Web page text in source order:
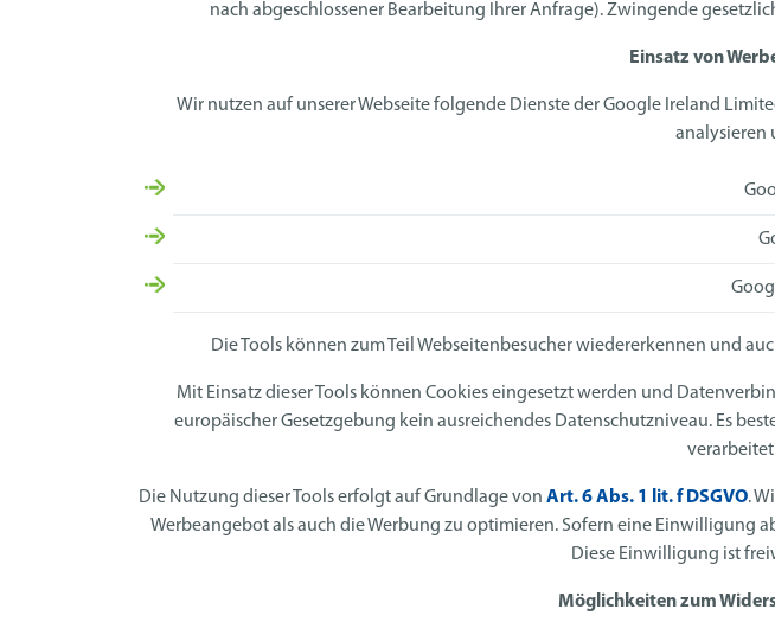
nach abgeschlossener Bearbeitung Ihrer Anfrage). Zwingende
Einsatz von
Wir nutzen auf unserer Webseite folgende Dienste der Google Ireland
analysieren
Die Tools können zum Teil Webseitenbesucher wiedererkennen und
Mit Einsatz dieser Tools können Cookies eingesetzt werden und
europäischer Gesetzgebung kein ausreichendes Datenschutzniveau. Es
Die Nutzung dieser Tools erfolgt auf Grundlage von Art. 6 Abs. 1 lit. f DSGVO.
Werbeangebot als auch die Werbung zu optimieren. Sofern eine Einwilligung
Diese Einwilligung ist
Möglichkeiten zum